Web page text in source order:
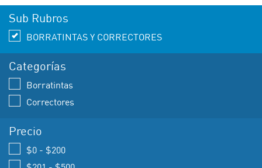
Sub Rubros
BORRATINTAS Y CORRECTORES
Categorías
Borratintas
Correctores
Precio
$0 - $200